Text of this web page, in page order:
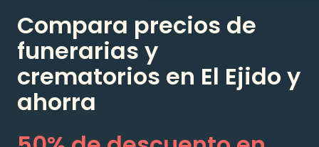
Compara precios de
funerarias y
crematorios en El Ejido y
ahorra